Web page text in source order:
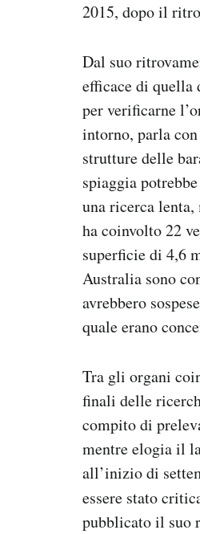
2015, dopo il
Dal suo
efficace di quella
per verificarne
intorno, parla
strutture delle
spiaggia
una ricerca
ha coinvolto 22
superficie di 4,6
Australia sono
avrebbero
quale erano
Tra gli organi
finali delle
compito di
mentre elogia il
all’inizio di
essere stato
pubblicato il suo